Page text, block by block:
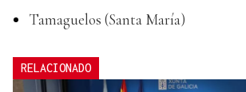
Tamaguelos (Santa María)
RELACIONADO